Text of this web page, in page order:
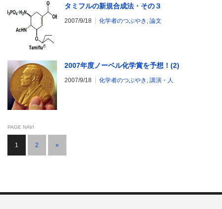
タミフルの新規合成法・その３
2007/9/18 化学者のつぶやき 論文
2007年度ノーベル化学賞を予想！(2)
2007/9/18 化学者のつぶやき 講演・人
PAGE NAVI
1 2 »